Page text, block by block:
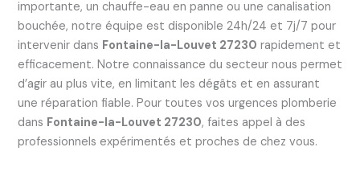
importante, un chauffe-eau en panne ou une canalisation
bouchée, notre équipe est disponible 24h/24 et 7j/7 pour
intervenir dans Fontaine-la-Louvet 27230 rapidement et
efficacement. Notre connaissance du secteur nous permet
d’agir au plus vite, en limitant les dégâts et en assurant
une réparation fiable. Pour toutes vos urgences plomberie
dans Fontaine-la-Louvet 27230, faites appel à des
professionnels expérimentés et proches de chez vous.